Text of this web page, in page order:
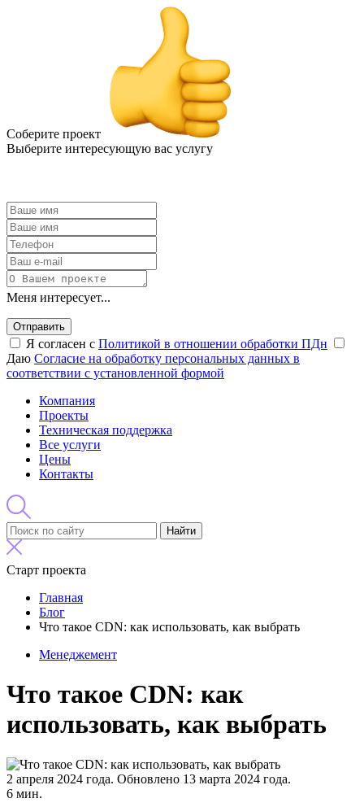
Соберите проект
Выберите интересующую вас услугу
Меня интересует...
Отправить
Я согласен с Политикой в отношении обработки ПДн
Даю Согласие на обработку персональных данных в
соответствии с установленной формой
Компания
Проекты
Техническая поддержка
Все услуги
Цены
Контакты
Найти
Старт проекта
Главная
Блог
Что такое CDN: как использовать, как выбрать
Менеджемент
Что такое CDN: как
использовать, как выбрать
2 апреля 2024 года. Обновлено 13 марта 2024 года.
6 мин.